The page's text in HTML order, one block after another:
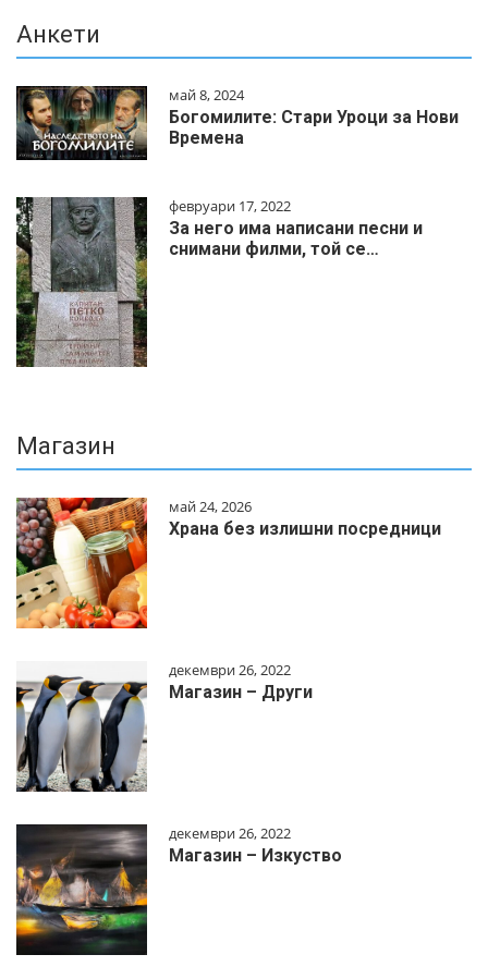
Анкети
май 8, 2024
Богомилите: Стари Уроци за Нови
Времена
февруари 17, 2022
За него има написани песни и
снимани филми, той се…
Магазин
май 24, 2026
Храна без излишни посредници
декември 26, 2022
Магазин – Други
декември 26, 2022
Магазин – Изкуство